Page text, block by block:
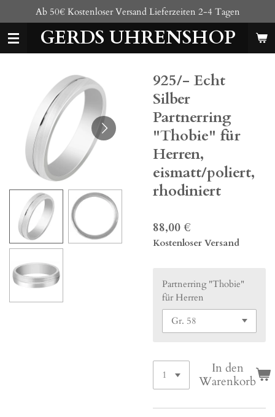
Hauptinhalt
springenGERDS UHRENSHOP
Ab 50€ Kostenloser Versand Lieferzeiten 2-4 Tagen
925/- Echt
Silber
Partnerring
"Thobie" für
Herren,
eismatt/poliert,
rhodiniert
88,00 €
Kostenloser Versand
Partnerring "Thobie"
für Herren
In den
Warenkorb